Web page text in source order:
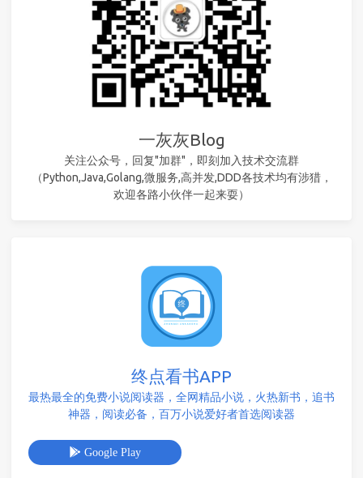
一灰灰Blog
关注公众号，回复"加群"，即刻加入技术交流群
（Python,Java,Golang,微服务,高并发,DDD各技术均有涉猎，
欢迎各路小伙伴一起来耍）
终点看书APP
最热最全的免费小说阅读器，全网精品小说，火热新书，追书
神器，阅读必备，百万小说爱好者首选阅读器
Google Play